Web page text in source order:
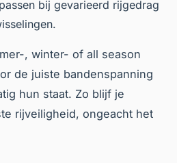
bij gevarieerd rijgedrag
, winter- of all season
de juiste bandenspanning
hun staat. Zo blijf je
rijveiligheid, ongeacht het